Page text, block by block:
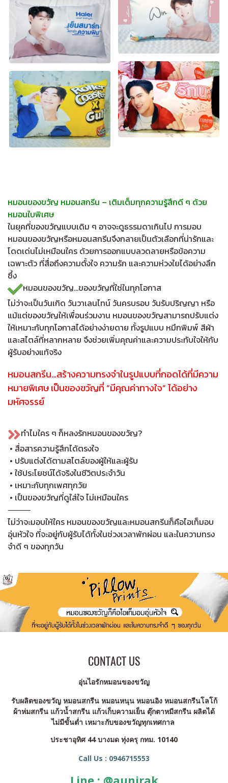
หมอนของขวัญ หมอนสกรีน – เติมเต็มทุกความรู้สึกดี ๆ ด้วย
หมอนใบพิเศษ
ในยุคที่ของขวัญแบบเดิม ๆ อาจจะดูธรรมดาเกินไป การมอบ
หมอนของขวัญหรือหมอนสกรีนจึงกลายเป็นตัวเลือกที่น่ารักและ
โดดเด่นไม่เหมือนใคร ด้วยการออกแบบลวดลายหรือข้อความ
เฉพาะตัว ที่สื่อถึงความตั้งใจ ความรัก และความห่วงใยได้อย่างลึก
ซึ้ง
หมอนของขวัญ…ของขวัญที่ใช่ในทุกโอกาส
ไม่ว่าจะเป็นวันเกิด วันวาเลนไทน์ วันครบรอบ วันรับปริญญา หรือ
แม้แต่ของขวัญให้เพื่อนร่วมงาน หมอนของขวัญสามารถปรับแต่ง
ให้เหมาะกับทุกโอกาสได้อย่างง่ายดาย ทั้งรูปแบบ หมึกพิมพ์ สีผ้า
และสไตล์ที่หลากหลาย จึงช่วยเพิ่มคุณค่าและความประทับใจให้กับ
ผู้รับอย่างแท้จริง
หมอนสกรีน…สร้างความทรงจำในรูปแบบที่กอดได้ที่มีความ
หมายพิเศษ เป็นของขวัญที่ “มีคุณค่าทางใจ” ได้อย่าง
มหัศจรรย์
ทำไมใคร ๆ ก็หลงรักหมอนของขวัญ?
• สื่อสารความรู้สึกได้ตรงใจ
• ปรับแต่งได้ตามสไตล์ของผู้ให้และผู้รับ
• ใช้ประโยชน์ได้จริงในชีวิตประจำวัน
• เหมาะกับทุกเพศทุกวัย
• เป็นของขวัญที่ดูใส่ใจ ไม่เหมือนใคร
⸻
ไม่ว่าจะมอบให้ใคร หมอนของขวัญและหมอนสกรีนก็คือไอเท็มอบ
อุ่นหัวใจ ที่จะอยู่กับผู้รับได้ทั้งในช่วงเวลาพักผ่อน และในความทรง
จำดี ๆ ของทุกวัน
CONTACT US
อุ่นไอรักหมอนของขวัญ
รับผลิตของขวัญ หมอนสกรีน หมอนหนุน หมอนอิง หมอนสกรีนโลโก้
ผ้าห่มสกรีน แก้วน้ำสกรีน แก้วเก็บความเย็น ตุ๊กตาหมีสกรีน ผลิตได้
ไม่มีขั้นต่ำ เหมาะกับของขวัญทุกเทศกาล
ประชาอุทิศ 44 บางมด ทุ่งครุ กทม. 10140
Call Us : 0946715553
Line : @aunirak